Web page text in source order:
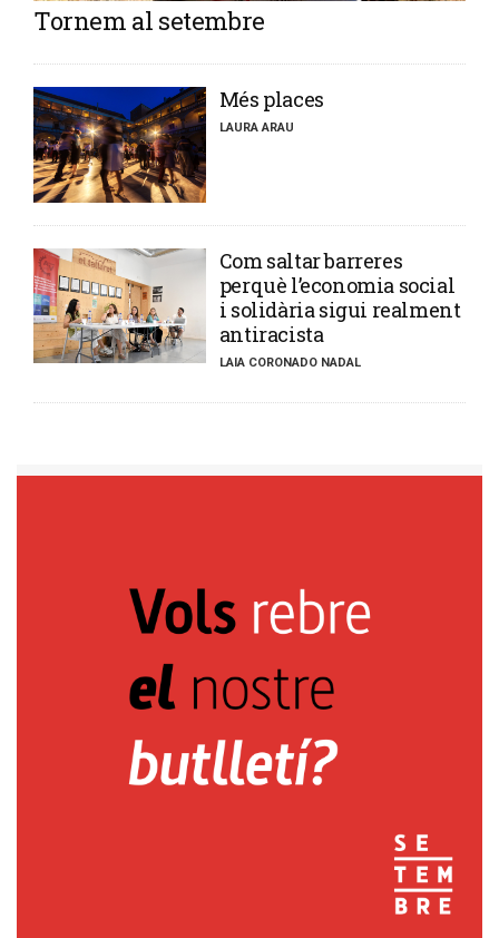
Tornem al setembre
​Més places
LAURA ARAU
​Com saltar barreres
perquè l’economia social
i solidària sigui realment
antiracista
LAIA CORONADO NADAL